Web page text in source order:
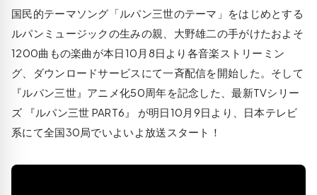
国民的テーマソング「ルパン三世のテーマ」をはじめとする
ルパンミュージックの生みの親、大野雄二の手がけたおよそ
1200曲もの楽曲が本日10月8日より各音楽ストリーミン
グ、ダウンロードサービスにて一斉配信を開始した。そして
『ルパン三世』アニメ化50周年を記念した、最新TVシリー
ズ 『ルパン三世 PART6』 が明日10月9日より、日本テレビ
系にて全国30局でいよいよ放送スタート！